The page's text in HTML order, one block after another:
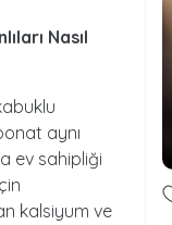
Nasıl
aynı
ev sahipliği
kalsiyum ve